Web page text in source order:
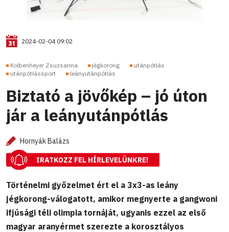
2024-02-04 09:02
Kolbenheyer Zsuzsanna jégkorong
utánpótlás
utánpótlássport
leányutánpótlás
Biztató a jövőkép – jó úton
jár a leányutánpótlás
Hornyák Balázs
IRATKOZZ FEL HÍRLEVELÜNKRE!
Történelmi győzelmet ért el a 3x3-as leány
jégkorong-válogatott, amikor megnyerte a gangwoni
ifjúsági téli olimpia tornáját, ugyanis ezzel az első
magyar aranyérmet szerezte a korosztályos